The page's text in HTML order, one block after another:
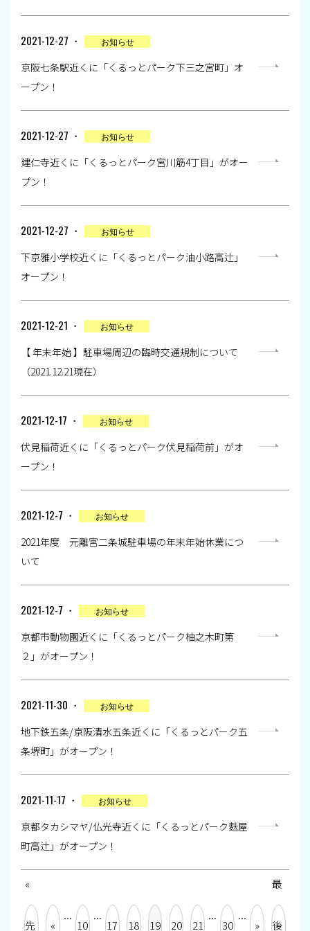
2021-12-27 ・ お知らせ
京阪七条駅近くに「くるっとパーク下三之宮町」オ
ープン！
2021-12-27 ・ お知らせ
建仁寺近くに「くるっとパーク宮川筋4丁目」がオー
プン！
2021-12-27 ・ お知らせ
下京雅小学校近くに「くるっとパーク油小路高辻」
オープン！
2021-12-21 ・ お知らせ
【 年末年始 】駐車場周辺の臨時交通規制について
（2021.12.21現在）
2021-12-17 ・ お知らせ
伏見稲荷近くに「くるっとパーク伏見稲荷前」がオ
ープン！
2021-12-7 ・ お知らせ
2021年度 元離宮二条城駐車場の年末年始休業につ
いて
2021-12-7 ・ お知らせ
京都市動物園近くに「くるっとパーク柚之木町第
２」がオープン！
2021-11-30 ・ お知らせ
地下鉄五条/京阪清水五条近くに「くるっとパーク五
条堺町」がオープン！
2021-11-17 ・ お知らせ
京都タカシマヤ/仏光寺近くに「くるっとパーク麩屋
町高辻」がオープン！
«
先 «
...
10
...
17 18 19 20 21
...
30
...
»
最
後